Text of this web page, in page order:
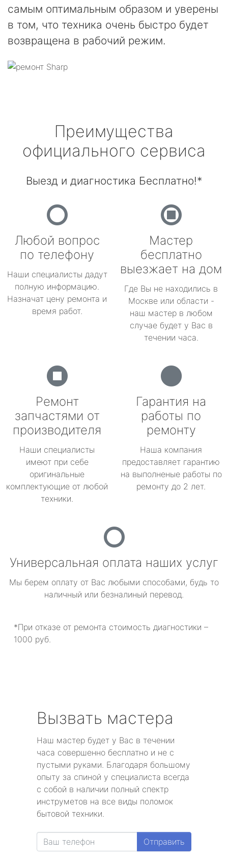
самым оптимальным образом и уверены
в том, что техника очень быстро будет
возвращена в рабочий режим.
Преимущества
официального сервиса
Выезд и диагностика Бесплатно!*
Любой вопрос
по телефону
Наши специалисты дадут
полную информацию.
Назначат цену ремонта и
время работ.
Мастер
бесплатно
выезжает на дом
Где Вы не находились в
Москве или области -
наш мастер в любом
случае будет у Вас в
течении часа.
Ремонт
запчастями от
производителя
Наши специалисты
имеют при себе
оригинальные
комплектующие от любой
техники.
Гарантия на
работы по
ремонту
Наша компания
предоставляет гарантию
на выполненые работы по
ремонту до 2 лет.
Универсальная оплата наших услуг
Мы берем оплату от Вас любыми способами, будь то
наличный или безналиный перевод.
*При отказе от ремонта стоимость диагностики –
1000 руб.
Вызвать мастера
Наш мастер будет у Вас в течении
часа совершенно бесплатно и не с
пустыми руками. Благодаря большому
опыту за спиной у специалиста всегда
с собой в наличии полный спектр
инструметов на все виды поломок
бытовой техники.
Отправить